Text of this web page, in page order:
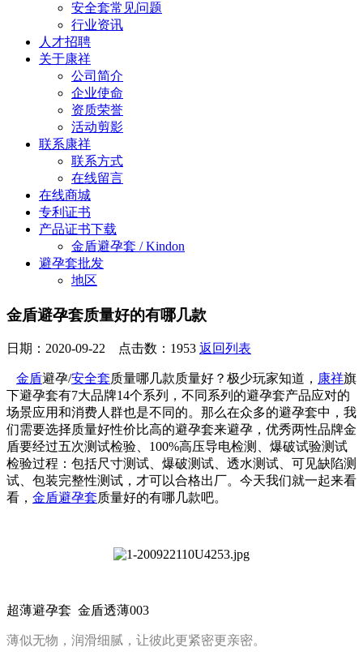
安全套常见问题
行业资讯
人才招聘
关于康祥
公司简介
企业使命
资质荣誉
活动剪影
联系康祥
联系方式
在线留言
在线商城
专利证书
产品证书下载
金盾避孕套 / Kindon
避孕套批发
地区
金盾避孕套质量好的有哪几款
日期：2020-09-22 点击数： 1953 返回列表
金盾避孕/安全套质量哪几款质量好？极少玩家知道， 康祥旗
下避孕套有7大品牌14个系列，不同系列的避孕套产品应对的
场景应用和消费人群也是不同的。那么在众多的避孕套中，我
们需要选择质量好性价比高的避孕套来避孕，优秀两性品牌金
盾要经过五次测试检验、100%高压导电检测、爆破试验测试
检验过程：包括尺寸测试、爆破测试、透水测试、可见缺陷测
试、包装完整性测试，才可以合格出厂。今天我们就一起来看
看， 金盾避孕套质量好的有哪几款吧。
超薄避孕套 金盾透薄003
薄似无物，润滑细腻，让彼此更紧密更亲密。